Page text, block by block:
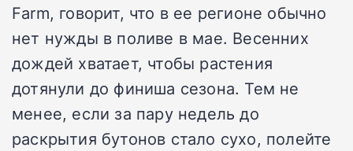
Farm, говорит, что в ее регионе обычно
нет нужды в поливе в мае. Весенних
дождей хватает, чтобы растения
дотянули до финиша сезона. Тем не
менее, если за пару недель до
раскрытия бутонов стало сухо, полейте